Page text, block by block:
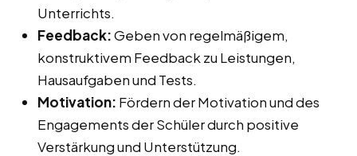
Unterrichts.
Feedback:Geben von regelmäßigem,
konstruktivem Feedback zu Leistungen,
Hausaufgaben und Tests.
Motivation: Fördern der Motivation und des
Engagements der Schüler durch positive
Verstärkung und Unterstützung.